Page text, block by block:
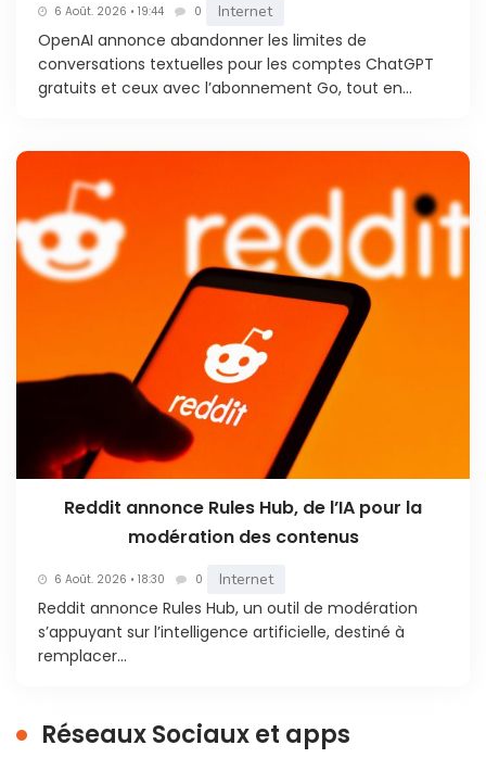
6 Août. 2026 • 19:44 0 Internet
OpenAI annonce abandonner les limites de
conversations textuelles pour les comptes ChatGPT
gratuits et ceux avec l’abonnement Go, tout en...
Reddit annonce Rules Hub, de l’IA pour la
modération des contenus
6 Août. 2026 • 18:30 0 Internet
Reddit annonce Rules Hub, un outil de modération
s’appuyant sur l’intelligence artificielle, destiné à
remplacer...
Réseaux Sociaux et apps